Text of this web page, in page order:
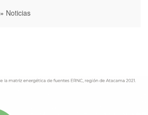
» Noticias